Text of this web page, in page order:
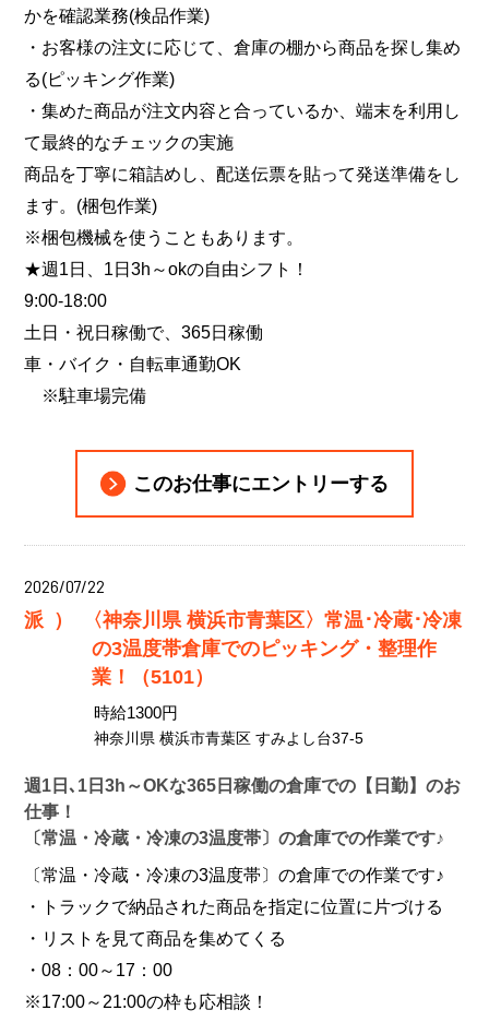
かを確認業務(検品作業)
・お客様の注文に応じて、倉庫の棚から商品を探し集め
る(ピッキング作業)
・集めた商品が注文内容と合っているか、端末を利用し
て最終的なチェックの実施
商品を丁寧に箱詰めし、配送伝票を貼って発送準備をし
ます。(梱包作業)
※梱包機械を使うこともあります。
★週1日、1日3h～okの自由シフト！
9:00-18:00
土日・祝日稼働で、365日稼働
車・バイク・自転車通勤OK
※駐車場完備
このお仕事にエントリーする
2026/07/22
派）
〈神奈川県 横浜市青葉区〉常温･冷蔵･冷凍
の3温度帯倉庫でのピッキング・整理作
業！（5101）
時給1300円
神奈川県 横浜市青葉区 すみよし台37-5
週1日､1日3h～OKな365日稼働の倉庫での【日勤】のお
仕事！
〔常温・冷蔵・冷凍の3温度帯〕の倉庫での作業です♪
〔常温・冷蔵・冷凍の3温度帯〕の倉庫での作業です♪
・トラックで納品された商品を指定に位置に片づける
・リストを見て商品を集めてくる
・08：00～17：00
※17:00～21:00の枠も応相談！